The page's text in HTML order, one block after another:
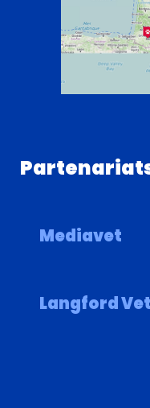
Mediavet
Langford